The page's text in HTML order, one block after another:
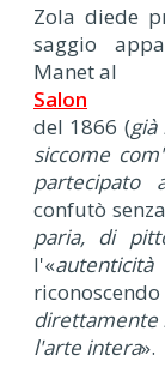
Zola diede
saggio
Manet al
Salon
del 1866 (già
siccome
partecipato
confutò
paria, di
l'«
direttamente
l'arte intera».